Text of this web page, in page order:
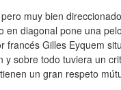
muy bien
diagonal pone una
Gilles Eyquem
sobre todo tuviera un
un gran respeto